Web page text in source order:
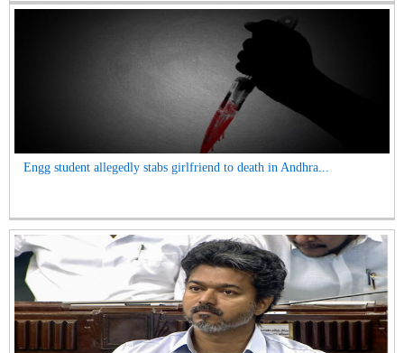
Engg student allegedly stabs girlfriend to death in Andhra...